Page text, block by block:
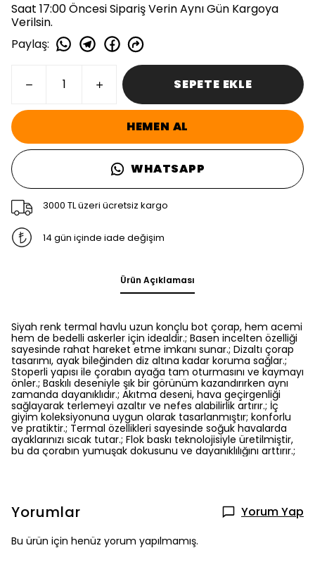
Saat 17:00 Öncesi Sipariş Verin Aynı Gün Kargoya
Verilsin.
Paylaş:
SEPETE EKLE
HEMEN AL
WHATSAPP
3000 TL üzeri ücretsiz kargo
14 gün içinde iade değişim
Ürün Açıklaması
Siyah renk termal havlu uzun konçlu bot çorap, hem acemi
hem de bedelli askerler için idealdir.; Basen incelten özelliği
sayesinde rahat hareket etme imkanı sunar.; Dizaltı çorap
tasarımı, ayak bileğinden diz altına kadar koruma sağlar.;
Stoperli yapısı ile çorabın ayağa tam oturmasını ve kaymayı
önler.; Baskılı deseniyle şık bir görünüm kazandırırken aynı
zamanda dayanıklıdır.; Akıtma deseni, hava geçirgenliği
sağlayarak terlemeyi azaltır ve nefes alabilirlik artırır.; İç
giyim koleksiyonuna uygun olarak tasarlanmıştır; konforlu
ve pratiktir.; Termal özellikleri sayesinde soğuk havalarda
ayaklarınızı sıcak tutar.; Flok baskı teknolojisiyle üretilmiştir,
bu da çorabın yumuşak dokusunu ve dayanıklılığını arttırır.;
Yorumlar Yorum Yap
Bu ürün için henüz yorum yapılmamış.